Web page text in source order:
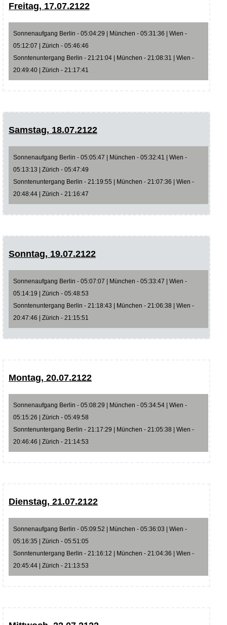
Freitag, 17.07.2122
Sonnenaufgang Berlin - 05:04:29 | München - 05:31:36 | Wien -
05:12:07 | Zürich - 05:46:46
Sonntenuntergang Berlin - 21:21:04 | München - 21:08:31 | Wien -
20:49:40 | Zürich - 21:17:41
Samstag, 18.07.2122
Sonnenaufgang Berlin - 05:05:47 | München - 05:32:41 | Wien -
05:13:13 | Zürich - 05:47:49
Sonntenuntergang Berlin - 21:19:55 | München - 21:07:36 | Wien -
20:48:44 | Zürich - 21:16:47
Sonntag, 19.07.2122
Sonnenaufgang Berlin - 05:07:07 | München - 05:33:47 | Wien -
05:14:19 | Zürich - 05:48:53
Sonntenuntergang Berlin - 21:18:43 | München - 21:06:38 | Wien -
20:47:46 | Zürich - 21:15:51
Montag, 20.07.2122
Sonnenaufgang Berlin - 05:08:29 | München - 05:34:54 | Wien -
05:15:26 | Zürich - 05:49:58
Sonntenuntergang Berlin - 21:17:29 | München - 21:05:38 | Wien -
20:46:46 | Zürich - 21:14:53
Dienstag, 21.07.2122
Sonnenaufgang Berlin - 05:09:52 | München - 05:36:03 | Wien -
05:16:35 | Zürich - 05:51:05
Sonntenuntergang Berlin - 21:16:12 | München - 21:04:36 | Wien -
20:45:44 | Zürich - 21:13:53